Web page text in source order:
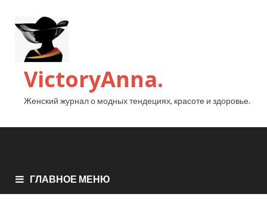
VictoryAnna.
Женский журнал о модных тендециях, красоте и здоровье.
ГЛАВНОЕ МЕНЮ